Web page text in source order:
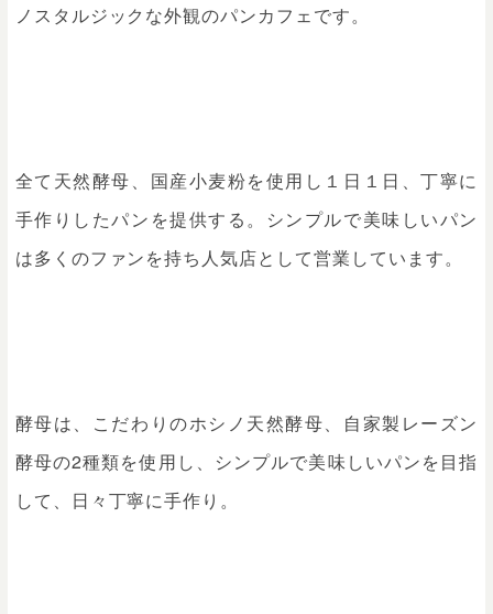
ノスタルジックな外観のパンカフェです。
全て天然酵母、国産小麦粉を使用し１日１日、丁寧に
手作りしたパンを提供する。シンプルで美味しいパン
は多くのファンを持ち人気店として営業しています。
酵母は、こだわりのホシノ天然酵母、自家製レーズン
酵母の2種類を使用し、シンプルで美味しいパンを目指
して、日々丁寧に手作り。